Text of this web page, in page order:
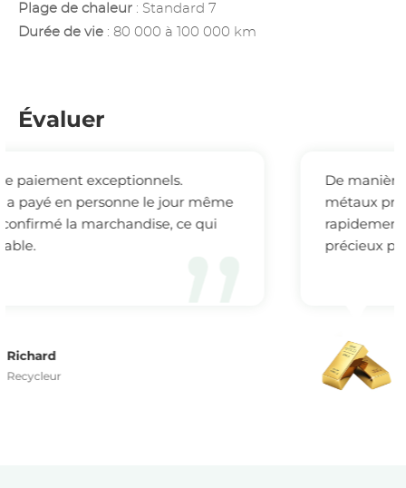
Plage de chaleur : Standard 7
Durée de vie : 80 000 à 100 000 km
Évaluer
qui
De manière inattendue, les recycleurs
métaux précieux en ligne ont réagi plus
rapidement que les recycleurs de